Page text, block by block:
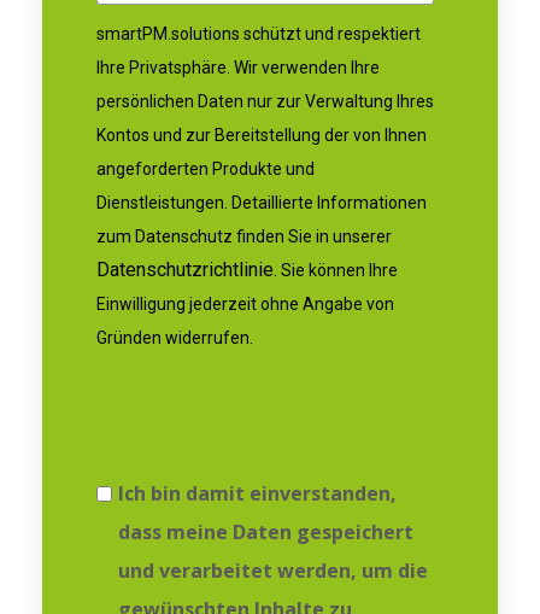
smartPM.solutions schützt und respektiert
Ihre Privatsphäre. Wir verwenden Ihre
persönlichen Daten nur zur Verwaltung Ihres
Kontos und zur Bereitstellung der von Ihnen
angeforderten Produkte und
Dienstleistungen. Detaillierte Informationen
zum Datenschutz finden Sie in unserer
Datenschutzrichtlinie . Sie können Ihre
Einwilligung jederzeit ohne Angabe von
Gründen widerrufen.
Ich bin damit einverstanden,
dass meine Daten gespeichert
und verarbeitet werden, um die